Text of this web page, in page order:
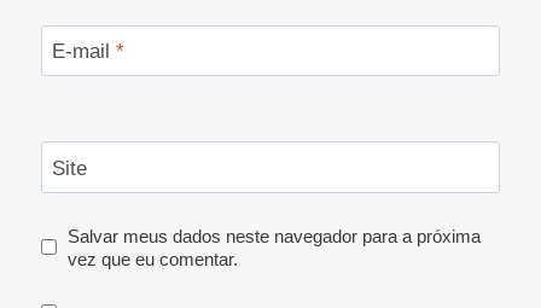
E-mail *
Site
Salvar meus dados neste navegador para a próxima
vez que eu comentar.